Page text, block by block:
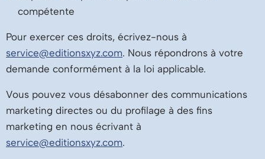
compétente
Pour exercer ces droits, écrivez-nous à
service@editionsxyz.com. Nous répondrons à votre
demande conformément à la loi applicable.
Vous pouvez vous désabonner des communications
marketing directes ou du profilage à des fins
marketing en nous écrivant à
service@editionsxyz.com.